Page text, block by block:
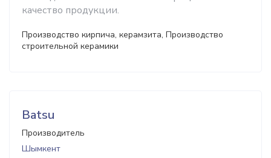
качество продукции.
Производство кирпича, керамзита, Производство
строительной керамики
Batsu
Производитель
Шымкент